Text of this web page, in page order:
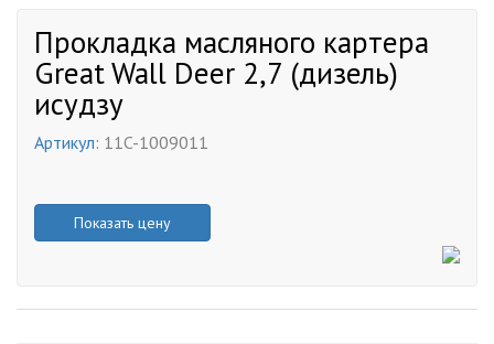
Прокладка масляного картера
Great Wall Deer 2,7 (дизель)
исудзу
Артикул: 11C-1009011
Показать цену